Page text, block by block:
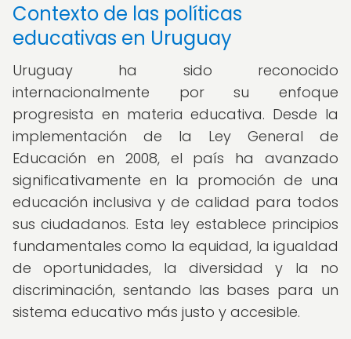
Contexto de las políticas
educativas en Uruguay
Uruguay ha sido reconocido
internacionalmente por su enfoque
progresista en materia educativa. Desde la
implementación de la Ley General de
Educación en 2008, el país ha avanzado
significativamente en la promoción de una
educación inclusiva y de calidad para todos
sus ciudadanos. Esta ley establece principios
fundamentales como la equidad, la igualdad
de oportunidades, la diversidad y la no
discriminación, sentando las bases para un
sistema educativo más justo y accesible.